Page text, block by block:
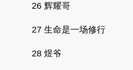
26 辉耀哥
27 生命是一场修行
28 煜爷